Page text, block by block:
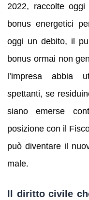
2022, raccolte oggi
bonus energetici
oggi un debito, il
bonus ormai non
l’impresa abbia
spettanti, se
siano emerse
posizione con il
può diventare il
male.
Il diritto civile